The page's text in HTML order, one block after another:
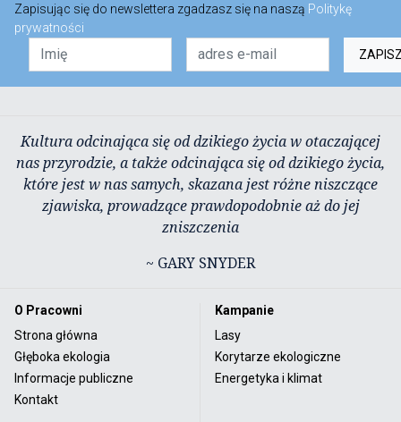
Zapisując się do newslettera zgadzasz się na naszą Politykę
prywatności
Kultura odcinająca się od dzikiego życia w otaczającej
nas przyrodzie, a także odcinająca się od dzikiego życia,
które jest w nas samych, skazana jest różne niszczące
zjawiska, prowadzące prawdopodobnie aż do jej
zniszczenia
~ GARY SNYDER
O Pracowni
Strona główna
Głęboka ekologia
Informacje publiczne
Kontakt
Kampanie
Lasy
Korytarze ekologiczne
Energetyka i klimat